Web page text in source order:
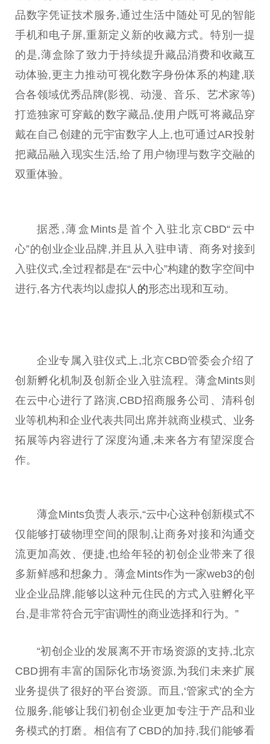
品数字凭证技术服务,通过生活中随处可见的智能
手机和电子屏,重新定义新的收藏方式。特別一提
的是,薄盒除了致力于持续提升藏品消费和收藏互
动体验,更主力推动可视化数字身份体系的构建,联
合各领域优秀品牌(影视、动漫、音乐、艺术家等)
打造独家可穿戴的数字藏品,使用户既可将藏品穿
戴在自己创建的元宇宙数字人上,也可通过AR投射
把藏品融入现实生活,给了用户物理与数字交融的
双重体验。
据悉,薄盒Mints是首个入驻北京CBD“云中
心”的创业企业品牌,并且从入驻申请、商务对接到
入驻仪式,全过程都是在“云中心”构建的数字空间中
进行,各方代表均以虚拟人 的形态出现和互动。
企业专属入驻仪式上,北京CBD管委会介绍了
创新孵化机制及创新企业入驻流程。薄盒Mints则
在云中心进行了路演,CBD招商服务公司、清科创
业等机构和企业代表共同出席并就商业模式、业务
拓展等内容进行了深度沟通,未来各方有望深度合
作。
薄盒Mints负责人表示,“云中心这种创新模式不
仅能够打破物理空间的限制,让商务对接和沟通交
流更加高效、便捷,也给年轻的初创企业带来了很
多新鲜感和想象力。薄盒Mints作为一家web3的创
业企业品牌,能够以这种元住民的方式入驻孵化平
台,是非常符合元宇宙调性的商业选择和行为。”
“初创企业的发展离不开市场资源的支持,北京
CBD拥有丰富的国际化市场资源,为我们未来扩展
业务提供了很好的平台资源。而且,‘管家式’的全方
位服务,能够让我们初创企业更加专注于产品和业
务模式的打磨。相信有了CBD的加持,我们能够看